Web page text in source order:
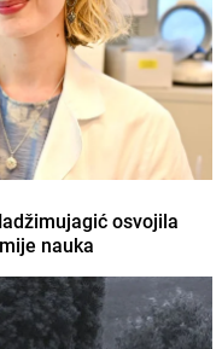
osvojila
nauka